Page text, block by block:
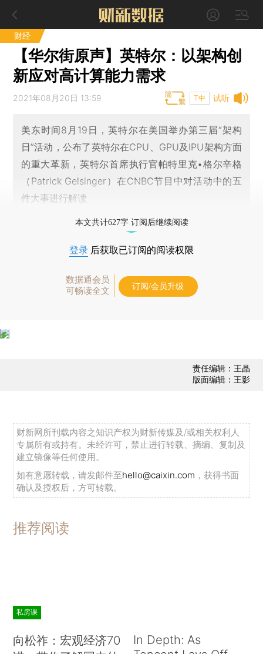
财经
【华尔街原声】英特尔：以架构创
新应对高计算能力需求
试听
2021年08月20日 13:59 T中
美东时间8月19日，英特尔在美国举办第三届“架构
日”活动，公布了英特尔在CPU、GPU及IPU架构方面
的重大革新，英特尔首席执行官帕特里克•格尔辛格
（Patrick Gelsinger）在CNBC节目中对活动中的五
件大事进行解读
本文共计627字 订阅后继续阅读
登录 后获取已订阅的阅读权限
数据通会员
可畅读全文
订阅/会员升级
责任编辑：王晶
版面编辑：王影
财新网所刊载内容之知识产权为财新传媒及/或相关权利人
专属所有或持有。未经许可，禁止进行转载、摘编、复制及
建立镜像等任何使用。
如有意愿转载，请发邮件至hello@caixin.com ，获得书面
确认及授权后，方可转载。
推荐阅读
私房课
向松祚：宏观经济70
In Depth: As